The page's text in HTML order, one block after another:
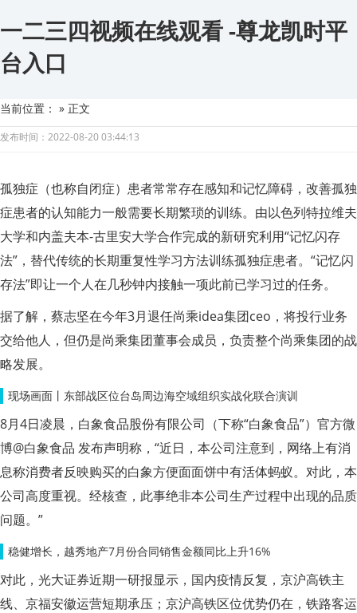
一二三四视频在线观看 -尊龙凯时平
台入口
当前位置： » 正文
发布时间：2022-08-20 03:44:13
孤独症（也称自闭症）患者常常存在感知和记忆障碍，改善孤独
症患者的认知能力一般需要长期繁琐的训练。由以色列特拉维夫
大学和内盖夫本-古里安大学合作完成的新研究利用“记忆闪存
法”，替代传统的长期重复性学习方法训练孤独症患者。“记忆闪
存法”即让一个人在几秒钟内接触一项此前已学习过的任务。
据了解，蔡志坚在今年3月退任尚乘idea集团ceo，将投行业务
交给他人，但仍是尚乘集团董事会成员，负责整个尚乘集团的战
略发展。
现场画面丨东部战区位台岛周边海空域组织实战化联合演训
8月4日凌晨，白象食品股份有限公司（下称“白象食品”）官方微
博@白象食品 发布声明称，“近日，本公司注意到，网络上有消
息称消费者反映购买的白象方便面面饼中有活体蚂蚁。对此，本
公司高度重视。经核查，此事绝非本公司生产过程中出现的品质
问题。”
稳健增长，越秀地产7月份合同销售金额同比上升16%
对此，光大证券近期一研报显示，国内疫情反复，京沪高铁主
线、京福安徽运营短期承压；京沪高铁区位优势仍在，铁路客运